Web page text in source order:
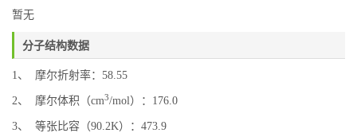
暂无
分子结构数据
1、 摩尔折射率：58.55
2、 摩尔体积（cm3/mol）：176.0
3、 等张比容（90.2K）：473.9